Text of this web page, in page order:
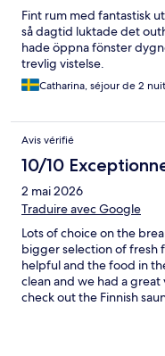
Fint rum med fantastisk
så dagtid luktade det
hade öppna fönster
trevlig vistelse.
Catharina, séjour de 2
Avis vérifié
10/10
2 mai 2026
Traduire avec Google
Lots of choice on the
bigger selection of fresh
helpful and the food in
clean and we had a
check out the Finnish